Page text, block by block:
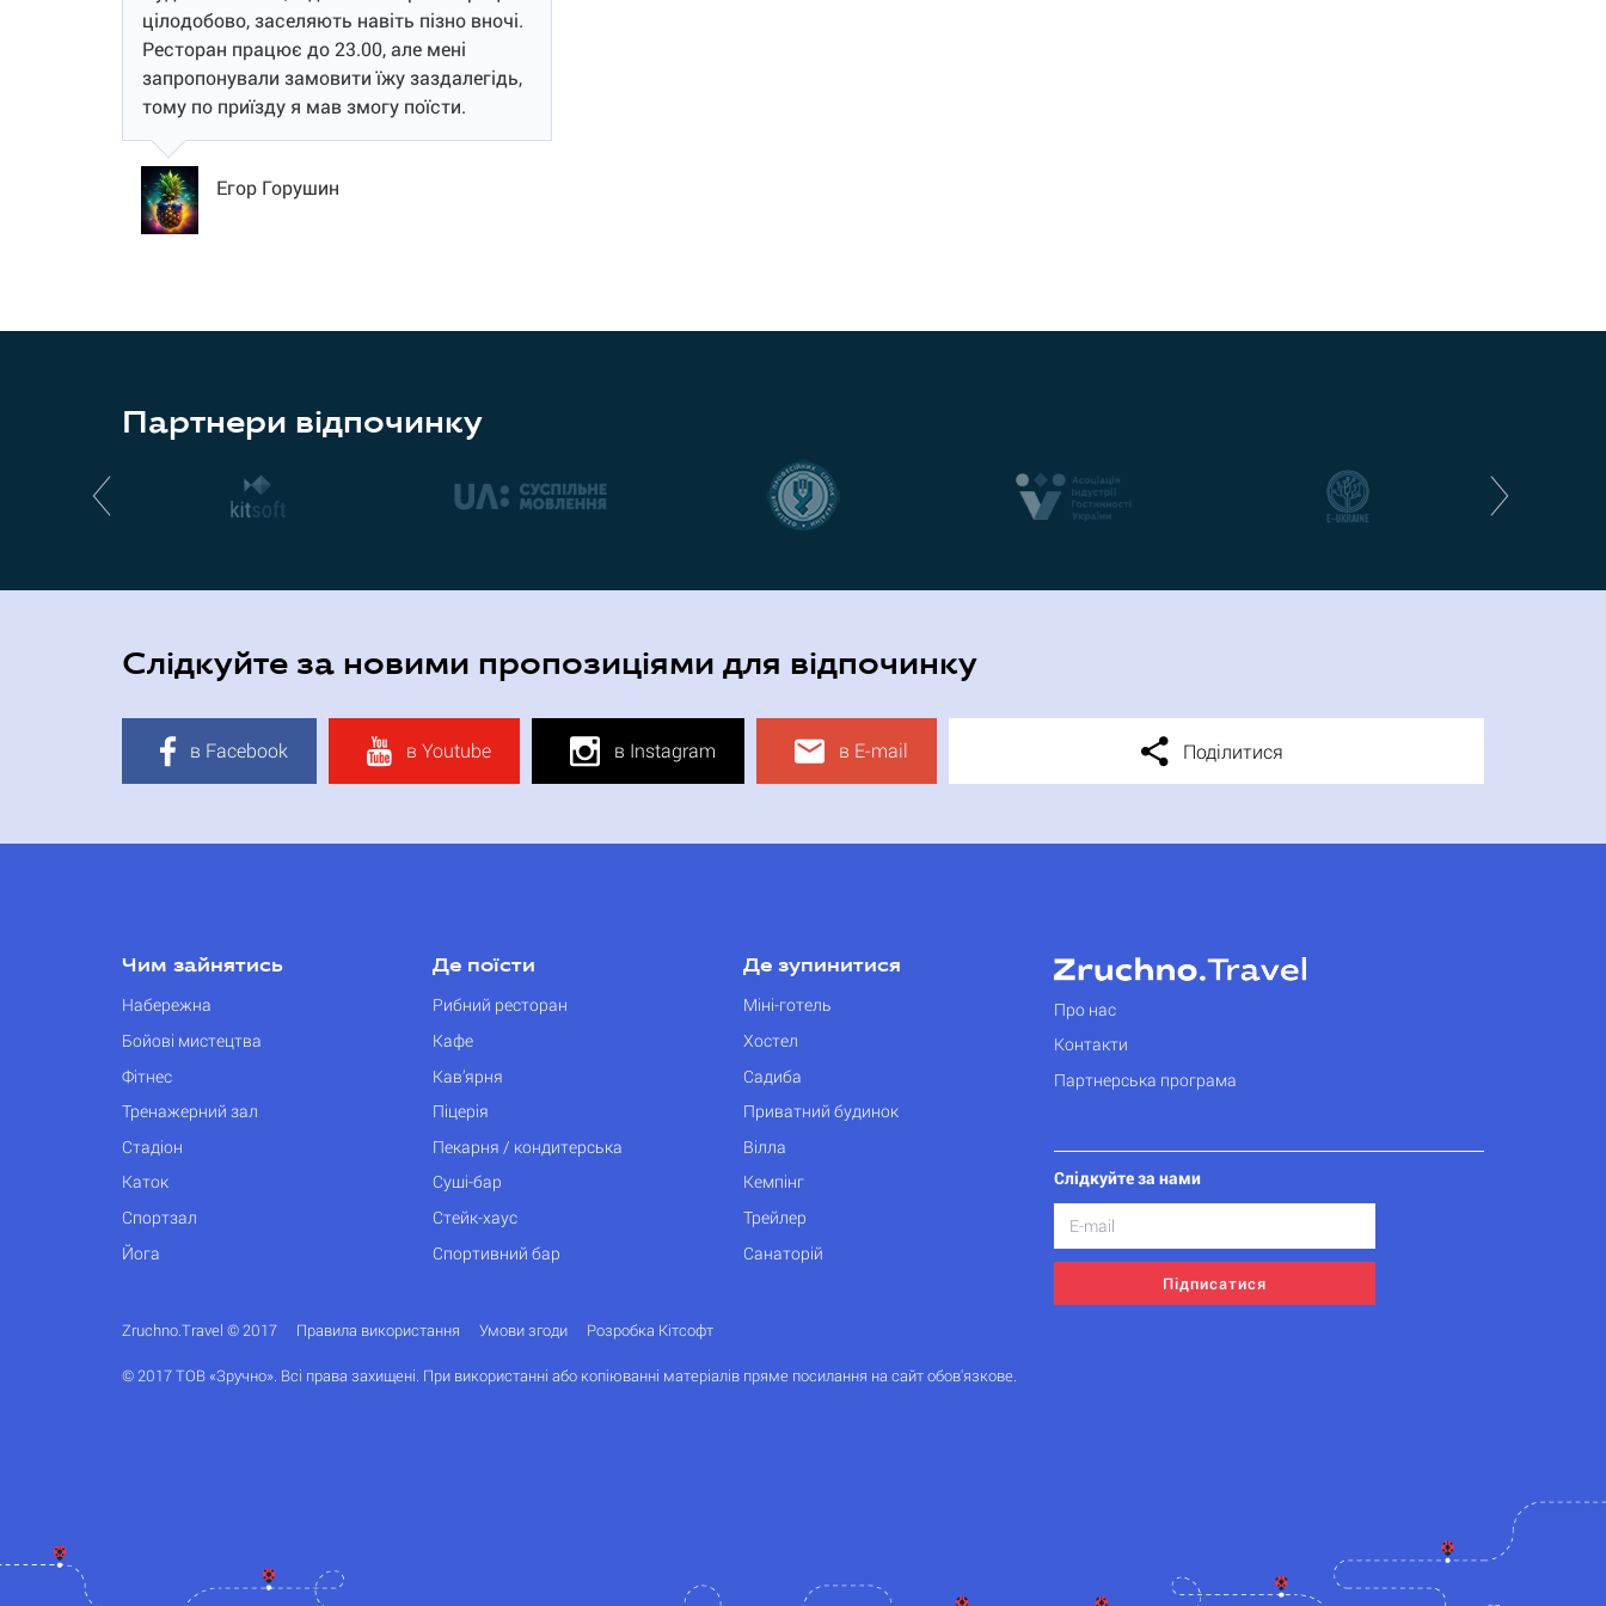
цілодобово, заселяють навіть пізно вночі.
Ресторан працює до 23.00, але мені
запропонували замовити їжу заздалегідь,
тому по приїзду я мав змогу поїсти.
Егор Горушин
Партнери відпочинку
Слідкуйте за новими пропозиціями для відпочинку
в Facebook в Youtube в Instagram в E-mail Поділитися
Чим зайнятись
Набережна
Бойові мистецтва
Фітнес
Тренажерний зал
Стадіон
Каток
Спортзал
Йога
Де поїсти
Рибний ресторан
Кафе
Кав’ярня
Піцерія
Пекарня / кондитерська
Суші-бар
Стейк-хаус
Спортивний бар
Де зупинитися
Міні-готель
Хостел
Садиба
Приватний будинок
Вілла
Кемпінг
Трейлер
Санаторій
Про нас
Контакти
Партнерська програма
Слідкуйте за нами
Підписатися
Zruchno.Travel © 2017 Правила використання Умови згоди Розробка Кітсофт
© 2017 ТОВ «Зручно». Всі права захищені. При використанні або копіюванні матеріалів пряме посилання на сайт обов'язкове.